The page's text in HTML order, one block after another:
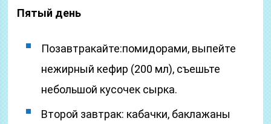
Пятый день
Позавтракайте:помидорами, выпейте
нежирный кефир (200 мл), съешьте
небольшой кусочек сырка.
Второй завтрак: кабачки, баклажаны